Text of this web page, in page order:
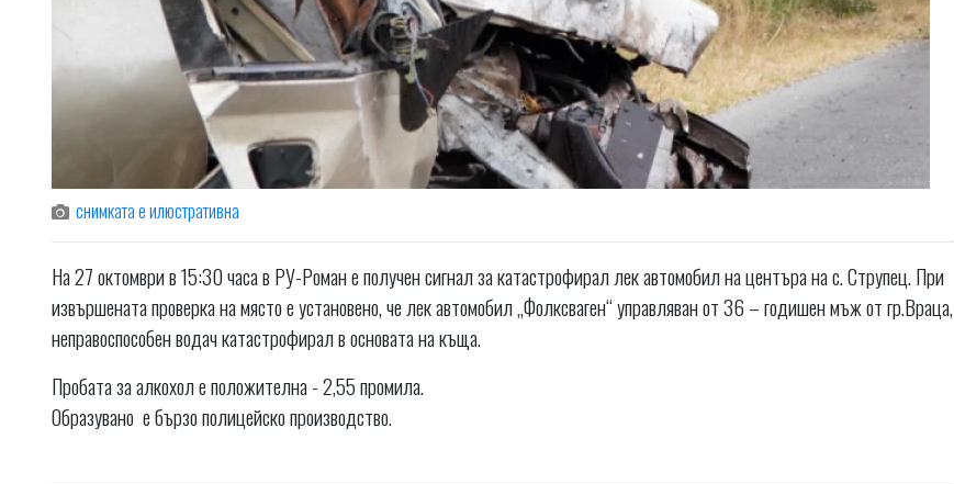
снимката е илюстративна
На 27 октомври в 15:30 часа в РУ-Роман е получен сигнал за катастрофирал лек автомобил на центъра на с. Струпец. При
извършената проверка на място е установено, че лек автомобил „Фолксваген“ управляван от 36 – годишен мъж от гр.Враца,
неправоспособен водач катастрофирал в основата на къща.
Пробата за алкохол е положителна - 2,55 промила.
Образувано е бързо полицейско производство.